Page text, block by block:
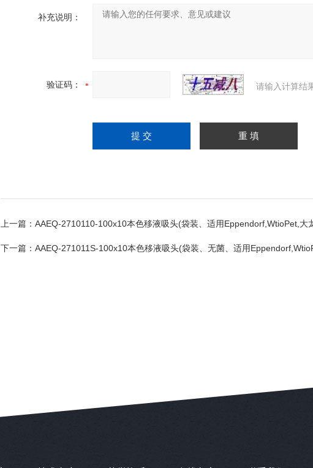
补充说明：
验证码： 请输入计算结
上一篇： AAEQ-2710110-100x10本色移液吸头(袋装、适用Eppendorf,WtioPet,大
下一篇： AAEQ-271011S-100x10本色移液吸头(袋装、无菌、适用